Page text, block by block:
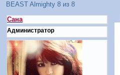
BEAST Almighty 8 из 8
Сана
Администратор